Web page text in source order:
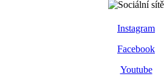
Instagram
Facebook
Youtube